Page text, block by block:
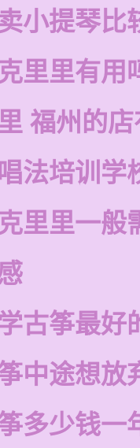
小提琴比
里里有用
福州的
法培训学
里里一般
古筝最好
中途想放
多少钱一